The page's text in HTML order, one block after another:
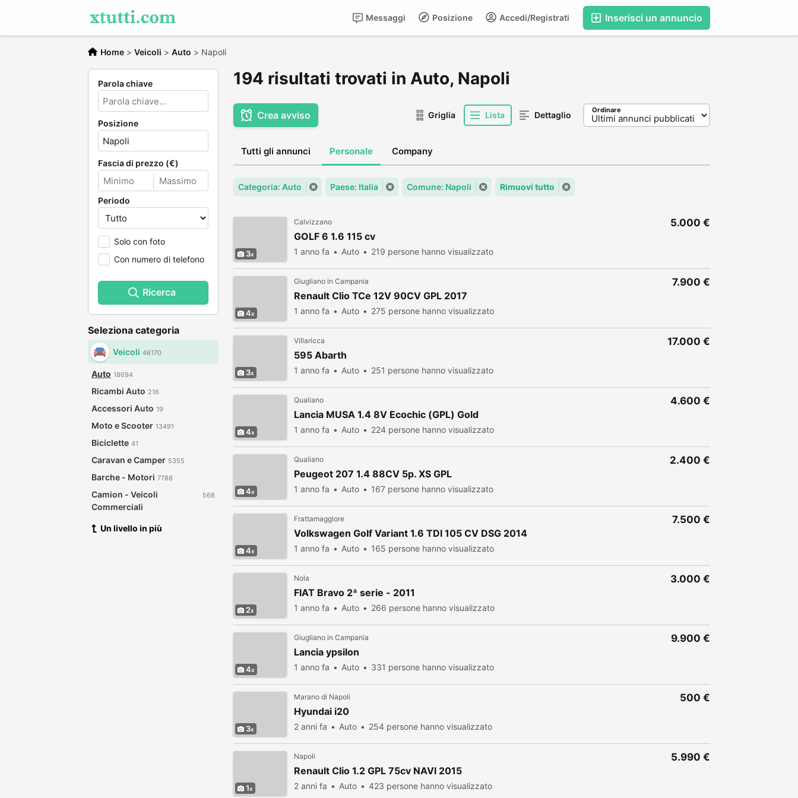
Inserisci un annuncio
Accedi/Registrati
Posizione
Messaggi
Home > Veicoli > Auto > Napoli
Parola chiave
Posizione
Fascia di prezzo (€)
Periodo
Solo con foto
Con numero di telefono
Ricerca
Seleziona categoria
Veicoli 46170
Auto 18694
Ricambi Auto 216
Accessori Auto 19
Moto e Scooter 13491
Biciclette 41
Caravan e Camper 5355
Barche - Motori 7788
Camion - Veicoli
Commerciali
568
Un livello in più
194 risultati trovati in Auto, Napoli
Crea avviso Griglia Lista Dettaglio Ordinare
Tutti gli annunci Personale Company
Categoria: Auto Paese: Italia Comune: Napoli Rimuovi tutto
3
Calvizzano
GOLF 6 1.6 115 cv
1 anno fa Auto 219 persone hanno visualizzato
5.000 €
4
Giugliano in Campania
Renault Clio TCe 12V 90CV GPL 2017
1 anno fa Auto 275 persone hanno visualizzato
7.900 €
3
Villaricca
595 Abarth
1 anno fa Auto 251 persone hanno visualizzato
17.000 €
4
Qualiano
Lancia MUSA 1.4 8V Ecochic (GPL) Gold
1 anno fa Auto 224 persone hanno visualizzato
4.600 €
4
Qualiano
Peugeot 207 1.4 88CV 5p. XS GPL
1 anno fa Auto 167 persone hanno visualizzato
2.400 €
4
Frattamaggiore
Volkswagen Golf Variant 1.6 TDI 105 CV DSG 2014
1 anno fa Auto 165 persone hanno visualizzato
7.500 €
2
Nola
FIAT Bravo 2ª serie - 2011
1 anno fa Auto 266 persone hanno visualizzato
3.000 €
4
Giugliano in Campania
Lancia ypsilon
1 anno fa Auto 331 persone hanno visualizzato
9.900 €
3
Marano di Napoli
Hyundai i20
2 anni fa Auto 254 persone hanno visualizzato
500 €
1
Napoli
Renault Clio 1.2 GPL 75cv NAVI 2015
2 anni fa Auto 423 persone hanno visualizzato
5.990 €